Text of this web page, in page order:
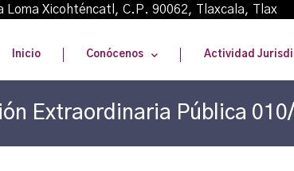
Loma Xicohténcatl, C.P. 90062,
Inicio Conócenos Actividad
Extraordinaria Pública